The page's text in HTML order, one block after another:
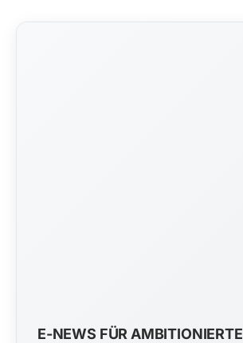
E-NEWS FÜR AMBITIONIERTE